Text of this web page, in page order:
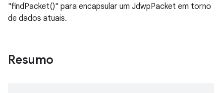
"findPacket()" para encapsular um JdwpPacket em torno
de dados atuais.
Resumo